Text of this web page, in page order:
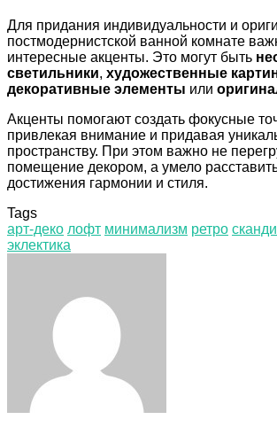
Для придания индивидуальности и
постмодернистской ванной комнате
интересные акценты. Это могут быть
светильники, художественные
декоративные элементы или
Акценты помогают создать фокусные
привлекая внимание и придавая
пространству. При этом важно не
помещение декором, а умело
достижения гармонии и стиля.
Tags
арт-деко лофт минимализм ретро
эклектика